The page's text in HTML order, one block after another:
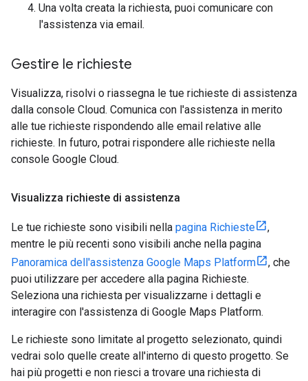
Una volta creata la richiesta, puoi comunicare con
l'assistenza via email.
Gestire le richieste
Visualizza, risolvi o riassegna le tue richieste di assistenza
dalla console Cloud. Comunica con l'assistenza in merito
alle tue richieste rispondendo alle email relative alle
richieste. In futuro, potrai rispondere alle richieste nella
console Google Cloud.
Visualizza richieste di assistenza
Le tue richieste sono visibili nella pagina Richieste
,
mentre le più recenti sono visibili anche nella pagina
Panoramica dell'assistenza Google Maps Platform
, che
puoi utilizzare per accedere alla pagina Richieste.
Seleziona una richiesta per visualizzarne i dettagli e
interagire con l'assistenza di Google Maps Platform.
Le richieste sono limitate al progetto selezionato, quindi
vedrai solo quelle create all'interno di questo progetto. Se
hai più progetti e non riesci a trovare una richiesta di